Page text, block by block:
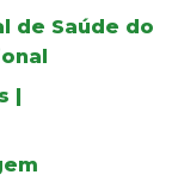
de Saúde do
|